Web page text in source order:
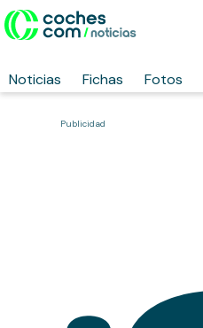
Noticias Fichas Fotos
Publicidad